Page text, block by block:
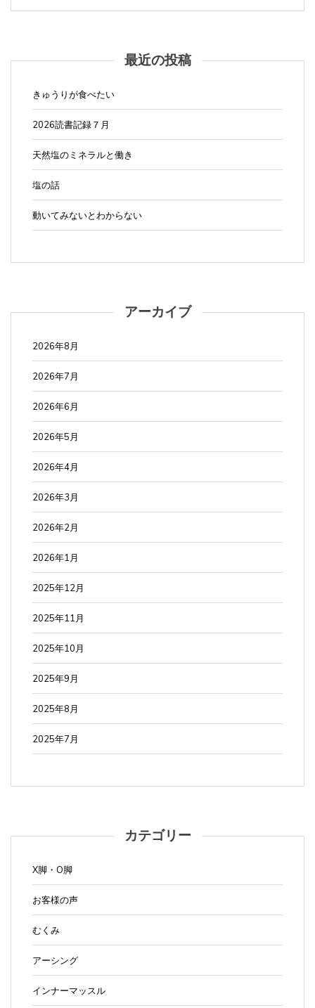
送
最近の投稿
きゅうりが食べたい
2026読書記録７月
天然塩のミネラルと働き
塩の話
動いてみないとわからない
アーカイブ
2026年8月
2026年7月
2026年6月
2026年5月
2026年4月
2026年3月
2026年2月
2026年1月
2025年12月
2025年11月
2025年10月
2025年9月
2025年8月
2025年7月
カテゴリー
X脚・O脚
お客様の声
むくみ
アーシング
インナーマッスル